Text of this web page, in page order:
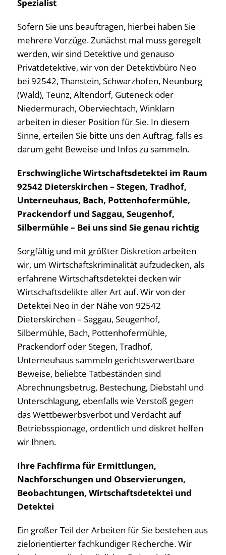
Spezialist
Sofern Sie uns beauftragen, hierbei haben Sie
mehrere Vorzüge. Zunächst mal muss geregelt
werden, wir sind Detektive und genauso
Privatdetektive, wir von der Detektivbüro Neo
bei 92542, Thanstein, Schwarzhofen, Neunburg
(Wald), Teunz, Altendorf, Guteneck oder
Niedermurach, Oberviechtach, Winklarn
arbeiten in dieser Position für Sie. In diesem
Sinne, erteilen Sie bitte uns den Auftrag, falls es
darum geht Beweise und Infos zu sammeln.
Erschwingliche Wirtschaftsdetektei im Raum
92542 Dieterskirchen – Stegen, Tradhof,
Unterneuhaus, Bach, Pottenhofermühle,
Prackendorf und Saggau, Seugenhof,
Silbermühle – Bei uns sind Sie genau richtig
Sorgfältig und mit größter Diskretion arbeiten
wir, um Wirtschaftskriminalität aufzudecken, als
erfahrene Wirtschaftsdetektei decken wir
Wirtschaftsdelikte aller Art auf. Wir von der
Detektei Neo in der Nähe von 92542
Dieterskirchen – Saggau, Seugenhof,
Silbermühle, Bach, Pottenhofermühle,
Prackendorf oder Stegen, Tradhof,
Unterneuhaus sammeln gerichtsverwertbare
Beweise, beliebte Tatbeständen sind
Abrechnungsbetrug, Bestechung, Diebstahl und
Unterschlagung, ebenfalls wie Verstoß gegen
das Wettbewerbsverbot und Verdacht auf
Betriebsspionage, ordentlich und diskret helfen
wir Ihnen.
Ihre Fachfirma für Ermittlungen,
Nachforschungen und Observierungen,
Beobachtungen, Wirtschaftsdetektei und
Detektei
Ein großer Teil der Arbeiten für Sie bestehen aus
zielorientierter fachkundiger Recherche. Wir